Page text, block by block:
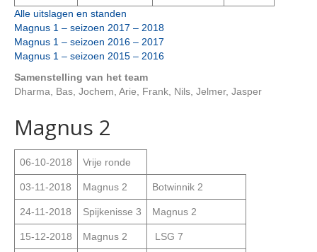
Alle uitslagen en standen
Magnus 1 – seizoen 2017 – 2018
Magnus 1 – seizoen 2016 – 2017
Magnus 1 – seizoen 2015 – 2016
Samenstelling van het team
Dharma, Bas, Jochem, Arie, Frank, Nils, Jelmer, Jasper
Magnus 2
06-10-2018 Vrije ronde
03-11-2018 Magnus 2 Botwinnik 2
24-11-2018 Spijkenisse 3 Magnus 2
15-12-2018 Magnus 2 LSG 7